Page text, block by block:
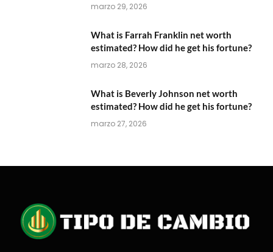
marzo 29, 2026
What is Farrah Franklin net worth
estimated? How did he get his fortune?
marzo 28, 2026
What is Beverly Johnson net worth
estimated? How did he get his fortune?
marzo 27, 2026